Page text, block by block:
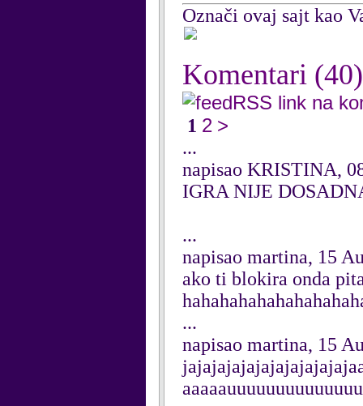
Označi ovaj sajt kao
Komentari (40)
RSS link na
1 2 >
...
napisao KRISTINA,
IGRA NIJE
...
napisao martina, 15
ako ti blokira onda
...
napisao martina, 15